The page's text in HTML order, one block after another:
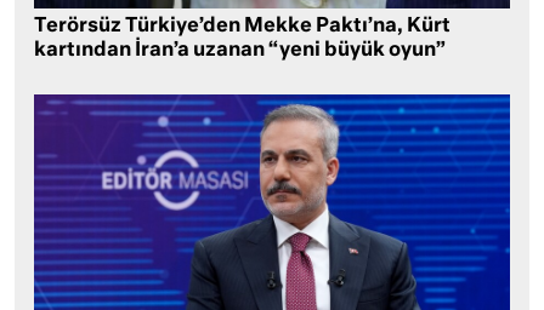
Terörsüz Türkiye’den Mekke Paktı’na, Kürt
kartından İran’a uzanan “yeni büyük oyun”